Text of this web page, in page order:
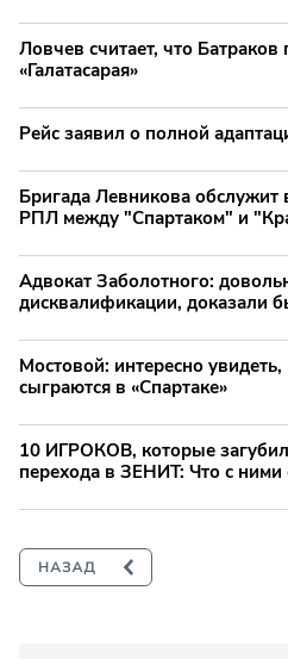
Ловчев считает, что
«Галатасарая»
Рейс заявил о полной
Бригада Левникова обслужит
РПЛ между "Спартаком" и
Адвокат Заболотного:
дисквалификации, доказали
Мостовой: интересно
сыграются в «Спартаке»
10 ИГРОКОВ, которые
перехода в ЗЕНИТ: Что с ними